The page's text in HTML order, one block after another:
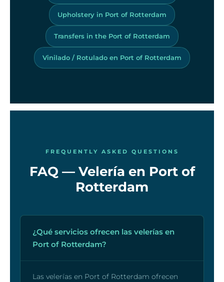
Upholstery in Port of Rotterdam
Transfers in the Port of Rotterdam
Vinilado / Rotulado en Port of Rotterdam
FREQUENTLY ASKED QUESTIONS
FAQ — Velería en Port of
Rotterdam
¿Qué servicios ofrecen las velerías en
Port of Rotterdam?
Las velerías en Port of Rotterdam ofrecen